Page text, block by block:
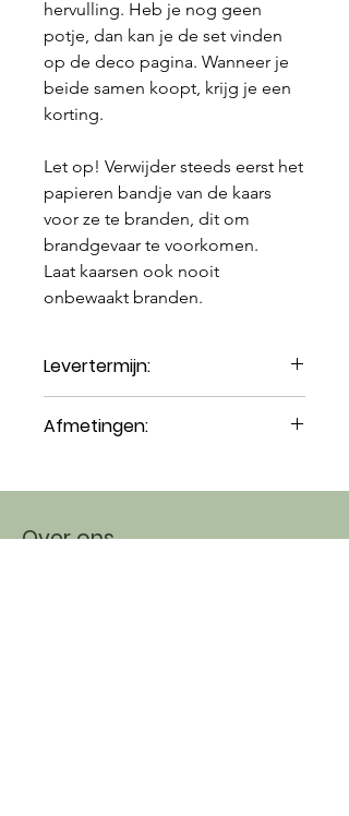
hervulling. Heb je nog geen
potje, dan kan je de set vinden
op de deco pagina. Wanneer je
beide samen koopt, krijg je een
korting.
Let op! Verwijder steeds eerst het
papieren bandje van de kaars
voor ze te branden, dit om
brandgevaar te voorkomen.
Laat kaarsen ook nooit
onbewaakt branden.
Levertermijn:
Afmetingen:
diameter; 3,5 cm hoogte.
Over ons